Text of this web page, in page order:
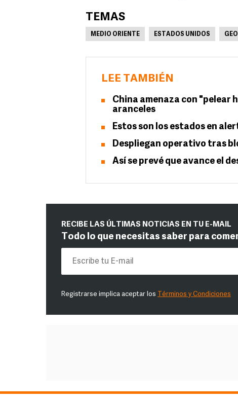
TEMAS
MEDIO ORIENTE ESTADOS UNIDOS
LEE TAMBIÉN
China amenaza con "pelear
aranceles
Estos son los estados en
Despliegan operativo tras
Así se prevé que avance el
RECIBE LAS ÚLTIMAS NOTICIAS EN TU E-MAIL
Todo lo que necesitas saber para
Registrarse implica aceptar los Términos y Condiciones